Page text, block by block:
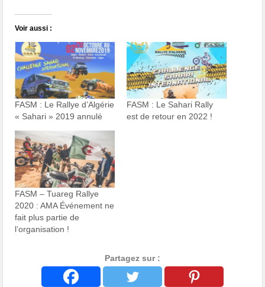
Voir aussi :
FASM : Le Rallye d’Algérie
« Sahari » 2019 annulé
FASM : Le Sahari Rally
est de retour en 2022 !
FASM – Tuareg Rallye
2020 : AMA Événement ne
fait plus partie de
l’organisation !
Partagez sur :